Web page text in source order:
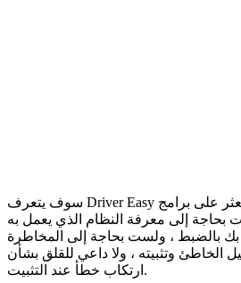
سوف يتعرف Driver Easy تلقائيًا على نظامك ويعثر على برامج
بحاجة إلى معرفة النظام الذي يعمل به
بك بالضبط ، ولست بحاجة إلى المخاطرة
الخاطئ وتثبيته ، ولا داعي للقلق بشأن
ارتكاب خطأ عند التثبيت.